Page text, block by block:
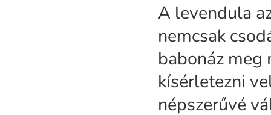
A levendula
nemcsak
babonáz meg
kísérletezni
népszerűvé